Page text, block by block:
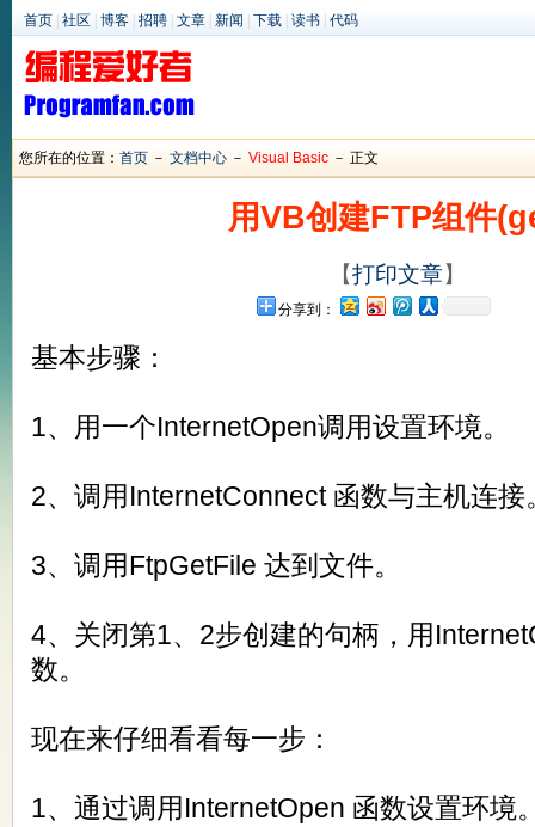
首页 社区 博客 招聘 文章 新闻 下载 读书 代码
您所在的位置： 首页 － 文档中心 － Visual Basic － 正文
用VB创建FTP组件
【打印文章】
分享到：
基本步骤：
1、用一个InternetOpen调用设置环境。
2、调用InternetConnect 函数与主机连接
3、调用FtpGetFile 达到文件。
4、关闭第1、2步创建的句柄，用
数。
现在来仔细看看每一步：
1、通过调用InternetOpen 函数设置环境